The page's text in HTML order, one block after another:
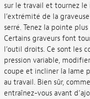
sur le travail et tournez le
l’extrémité de la
serré. Tenez la pointe
Certains graveurs font
l’outil droits. Ce sont les
pression variable,
coupe et incliner la lame
au travail. Bien sûr,
entraînez-vous avant